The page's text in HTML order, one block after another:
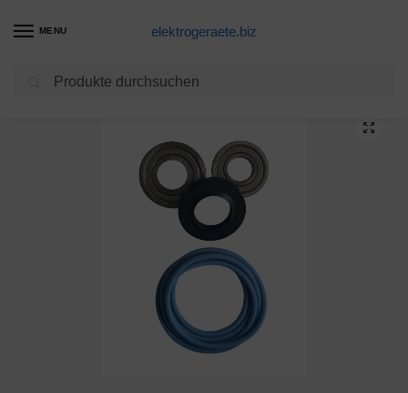
MENU elektrogeraete.biz
Waschmaschine Produkte /